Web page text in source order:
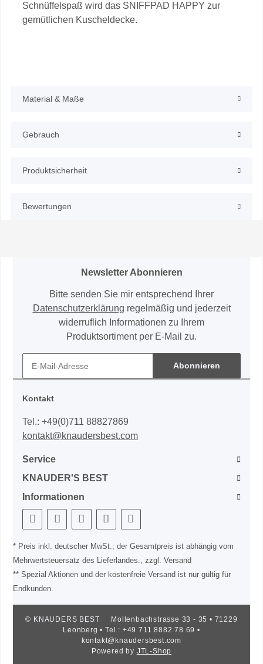
Schnüffelspaß wird das SNIFFPAD HAPPY zur
gemütlichen Kuscheldecke.
Material & Maße
Gebrauch
Produktsicherheit
Bewertungen
Newsletter Abonnieren
Bitte senden Sie mir entsprechend Ihrer
Datenschutzerklärung regelmäßig und jederzeit
widerruflich Informationen zu Ihrem
Produktsortiment per E-Mail zu.
Abonnieren
Kontakt
Tel.: +49(0)711 88827869
kontakt@knaudersbest.com
Service
KNAUDER'S BEST
Informationen
* Preis inkl. deutscher MwSt.; der Gesamtpreis ist abhängig vom
Mehrwertsteuersatz des Lieferlandes., zzgl. Versand
** Spezial Aktionen und der kostenfreie Versand ist nur gültig für
Endkunden.
© KNAUDERS BEST
Mollenbachstrasse 33 - 35 • 71229
Leonberg • Tel.: +49 711 8882 78 69 •
kontakt@knaudersbest.com
Powered by JTL-Shop